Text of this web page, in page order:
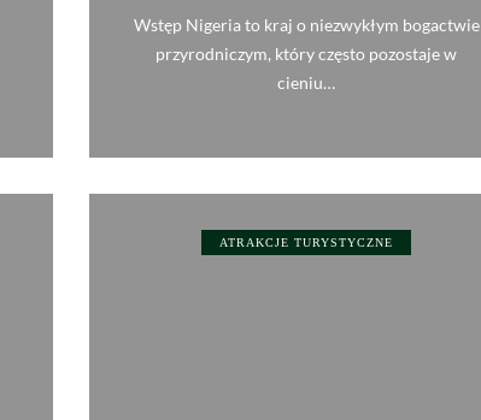
Wstęp Nigeria to kraj o niezwykłym bogactwie
przyrodniczym, który często pozostaje w
cieniu…
ATRAKCJE TURYSTYCZNE